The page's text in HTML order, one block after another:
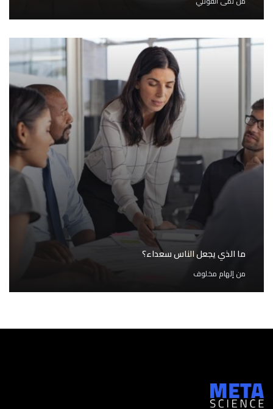
ما الذي يجعل الناس سعداء؟
منإلهام مخلوف